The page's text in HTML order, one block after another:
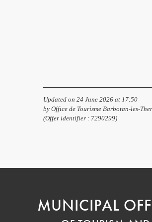
Updated on 24 June 2026 at 17:50
by Office de Tourisme Barbotan-les-
(Offer identifier : 7290299)
MUNICIPAL